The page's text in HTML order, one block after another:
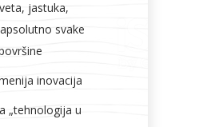
jastuka,
svake
inovacija
„tehnologija u